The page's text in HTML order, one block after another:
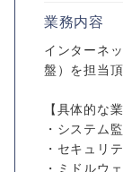
業務内容
インターネ
盤）を担当頂
【具体的な
・システム
・セキュリ
・ミドルウ